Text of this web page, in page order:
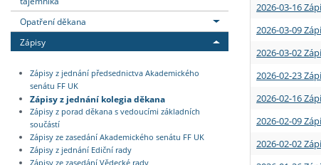
Opatření děkana
Zápisy
Zápisy z jednání předsednictva Akademického
senátu FF UK
Zápisy z jednání kolegia děkana
Zápisy z porad děkana s vedoucími základních
součástí
Zápisy ze zasedání Akademického senátu FF UK
Zápisy z jednání Ediční rady
2026-03-16
2026-03-09
2026-03-02
2026-02-23
2026-02-16
2026-02-09
2026-02-02